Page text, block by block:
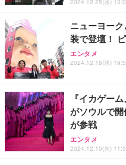
￥114,800
￥12,999
2024.12.25(水)
ニューヨー
装で登壇！
エンタメ
2024.12.18(水)
『イカゲー
がソウルで
が参戦
エンタメ
2024.12.10(火)